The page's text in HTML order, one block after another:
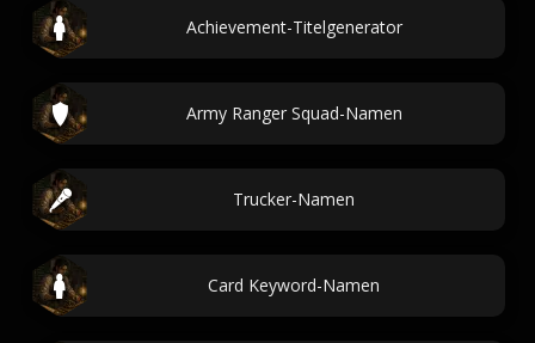
Achievement-Titelgenerator
Army Ranger Squad-Namen
Trucker-Namen
Card Keyword-Namen